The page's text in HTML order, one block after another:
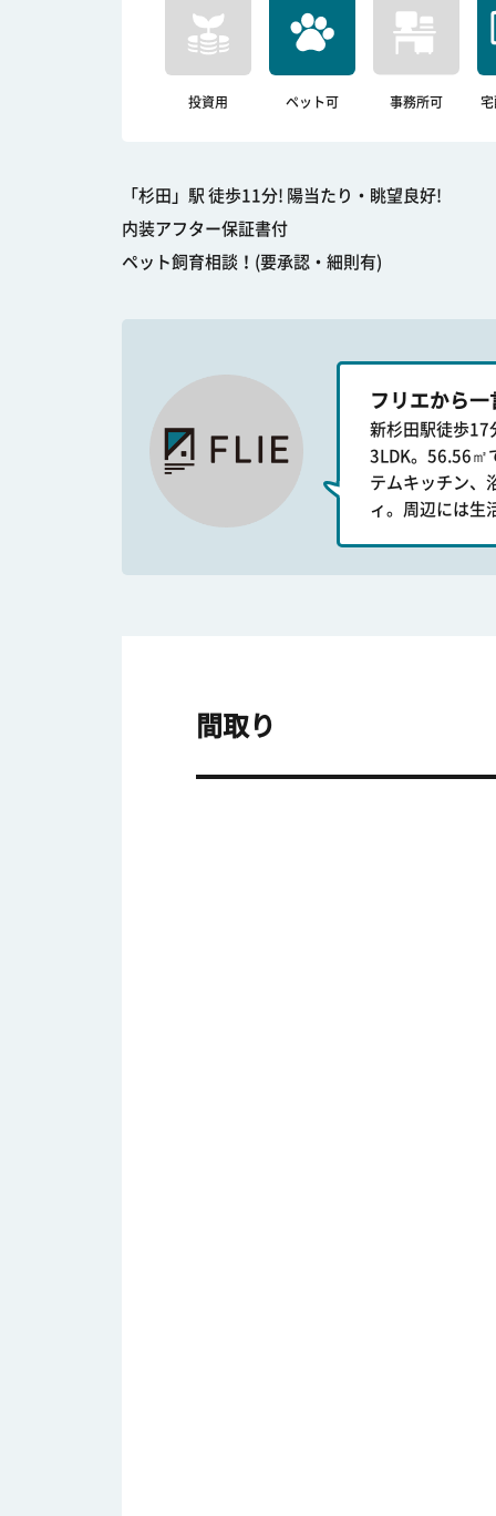
投資用 ペット可 事務所可 宅
「杉田」駅 徒歩11分! 陽当たり・眺望良好!
内装アフター保証書付
ペット飼育相談！(要承認・細則有)
フリエから一
新杉田駅徒歩17
3LDK。56.56㎡
テムキッチン、
ィ。周辺には生
間取り